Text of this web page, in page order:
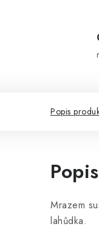
Popis
Mrazem
lahůdka.